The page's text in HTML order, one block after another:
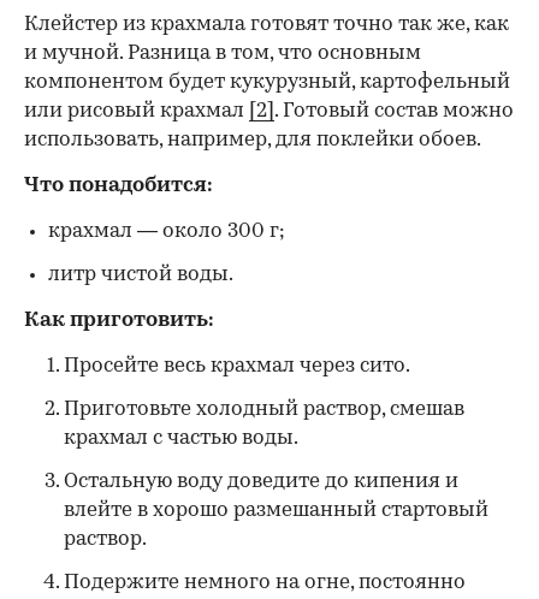
Клейстер из крахмала готовят точно так же, как
и мучной. Разница в том, что основным
компонентом будет кукурузный, картофельный
или рисовый крахмал
[2] . Готовый состав можно
использовать, например, для поклейки обоев.
Что понадобится:
крахмал — около 300 г;
литр чистой воды.
Как приготовить:
Просейте весь крахмал через сито.
Приготовьте холодный раствор, смешав
крахмал с частью воды.
Остальную воду доведите до кипения и
влейте в хорошо размешанный стартовый
раствор.
Подержите немного на огне, постоянно